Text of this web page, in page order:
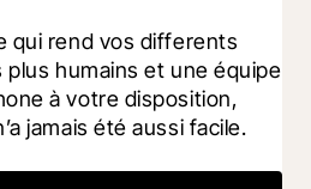
qui rend vos differents
plus humains et une équipe
à votre disposition,
jamais été aussi facile.